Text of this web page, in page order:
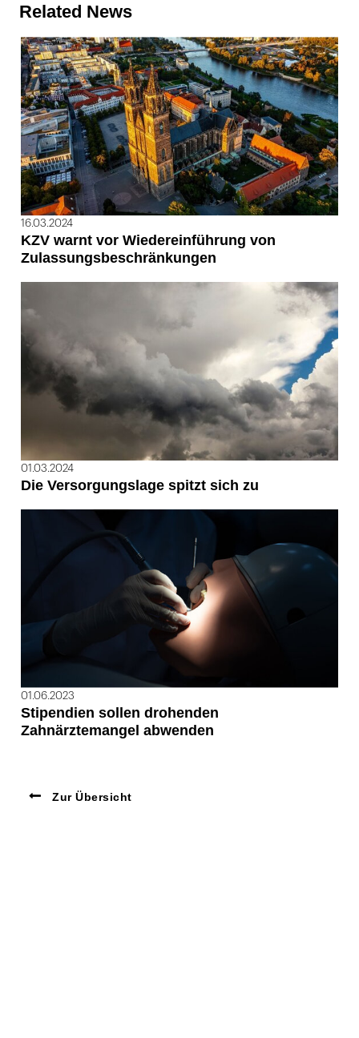
Related News
16.03.2024
KZV warnt vor Wiedereinführung von
Zulassungsbeschränkungen
01.03.2024
Die Versorgungslage spitzt sich zu
01.06.2023
Stipendien sollen drohenden
Zahnärztemangel abwenden
Zur Übersicht